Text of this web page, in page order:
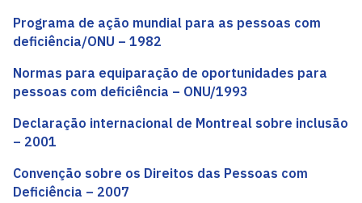
Programa de ação mundial para as pessoas com
deficiência/ONU – 1982
Normas para equiparação de oportunidades para
pessoas com deficiência – ONU/1993
Declaração internacional de Montreal sobre inclusão
– 2001
Convenção sobre os Direitos das Pessoas com
Deficiência – 2007